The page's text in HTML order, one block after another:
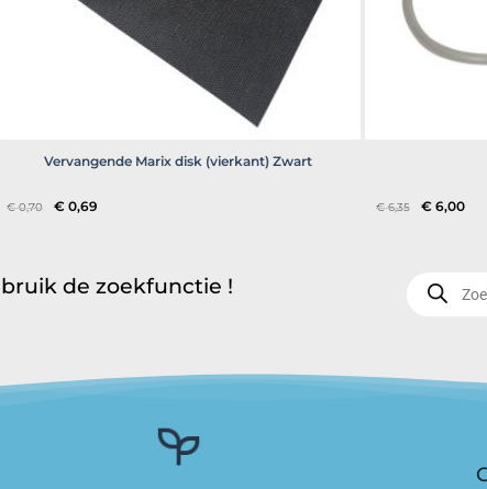
Vervangende Marix disk (vierkant) Zwart
€0,70 Oorspronkelijke
prijs
€ 0,69 €6,35
prijs
€ 6,00
de zoekfunctie !
zoeken